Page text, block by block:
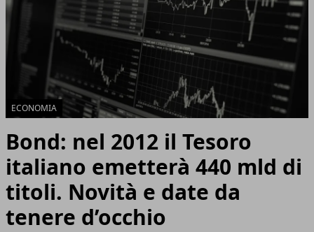
ECONOMIA
Bond: nel 2012 il Tesoro
italiano emetterà 440 mld di
titoli. Novità e date da
tenere d’occhio